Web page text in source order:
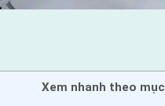
Xem nhanh theo mục